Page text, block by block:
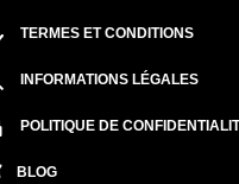
TERMES ET CONDITIONS
INFORMATIONS LÉGALES
POLITIQUE DE
BLOG